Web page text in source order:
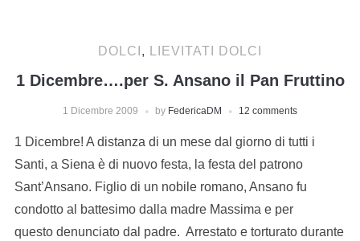
DOLCI , LIEVITATI DOLCI
1 Dicembre….per S. Ansano il Pan Fruttino
1 Dicembre 2009 by FedericaDM 12 comments
1 Dicembre! A distanza di un mese dal giorno di tutti i
Santi, a Siena è di nuovo festa, la festa del patrono
Sant’Ansano. Figlio di un nobile romano, Ansano fu
condotto al battesimo dalla madre Massima e per
questo denunciato dal padre. Arrestato e torturato durante